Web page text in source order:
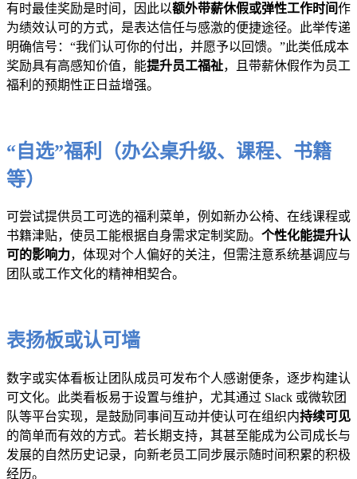
有时最佳奖励是时间，因此以额外带薪休假或弹性工作时间作
为绩效认可的方式，是表达信任与感激的便捷途径。此举传递
明确信号：“我们认可你的付出，并愿予以回馈。”此类低成本
奖励具有高感知价值，能提升员工福祉，且带薪休假作为员工
福利的预期性正日益增强。
“自选”福利（办公桌升级、课程、书籍
等）
可尝试提供员工可选的福利菜单，例如新办公椅、在线课程或
书籍津贴，使员工能根据自身需求定制奖励。 个性化能提升认
可的影响力，体现对个人偏好的关注，但需注意系统基调应与
团队或工作文化的精神相契合。
表扬板或认可墙
数字或实体看板让团队成员可发布个人感谢便条，逐步构建认
可文化。此类看板易于设置与维护，尤其通过 Slack 或微软团
队等平台实现，是鼓励同事间互动并使认可在组织内持续可见
的简单而有效的方式。若长期支持，其甚至能成为公司成长与
发展的自然历史记录，向新老员工同步展示随时间积累的积极
经历。